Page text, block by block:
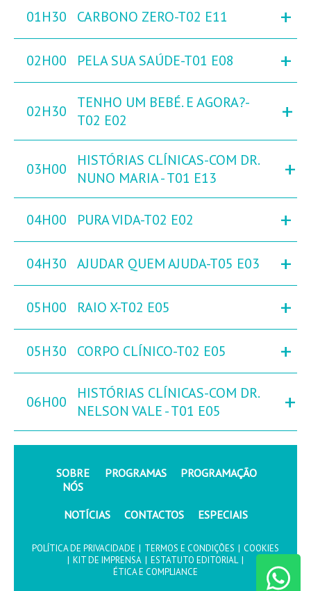
01H30 CARBONO ZERO-T02 E11 +
02H00 PELA SUA SAÚDE-T01 E08 +
02H30
TENHO UM BEBÉ. E AGORA?-
T02 E02
+
03H00
HISTÓRIAS CLÍNICAS-COM DR.
NUNO MARIA - T01 E13
+
04H00 PURA VIDA-T02 E02 +
04H30 AJUDAR QUEM AJUDA-T05 E03 +
05H00 RAIO X-T02 E05 +
05H30 CORPO CLÍNICO-T02 E05 +
06H00
HISTÓRIAS CLÍNICAS-COM DR.
NELSON VALE - T01 E05
+
SOBRE
NÓS
PROGRAMAS PROGRAMAÇÃO
NOTÍCIAS CONTACTOS ESPECIAIS
POLÍTICA DE PRIVACIDADE | TERMOS E CONDIÇÕES | COOKIES
| KIT DE IMPRENSA | ESTATUTO EDITORIAL |
ÉTICA E COMPLIANCE